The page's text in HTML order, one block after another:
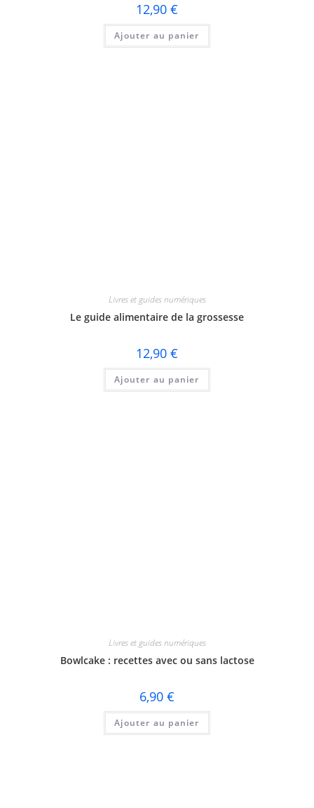
12,90 €
Ajouter au panier
Livres et guides numériques
Le guide alimentaire de la grossesse
12,90 €
Ajouter au panier
Livres et guides numériques
Bowlcake : recettes avec ou sans lactose
6,90 €
Ajouter au panier